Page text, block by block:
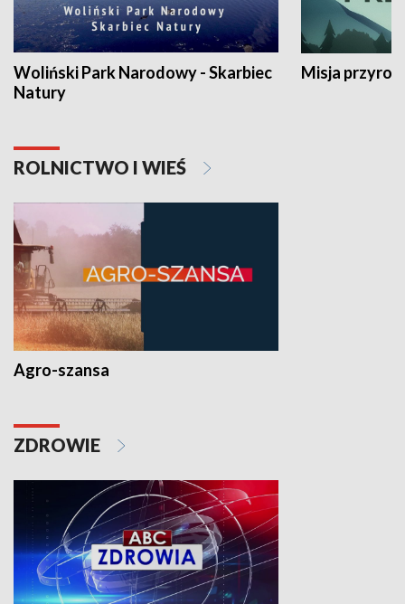
Woliński Park Narodowy - Skarbiec
Natury
Misja
ROLNICTWO I WIEŚ
Agro-szansa
ZDROWIE